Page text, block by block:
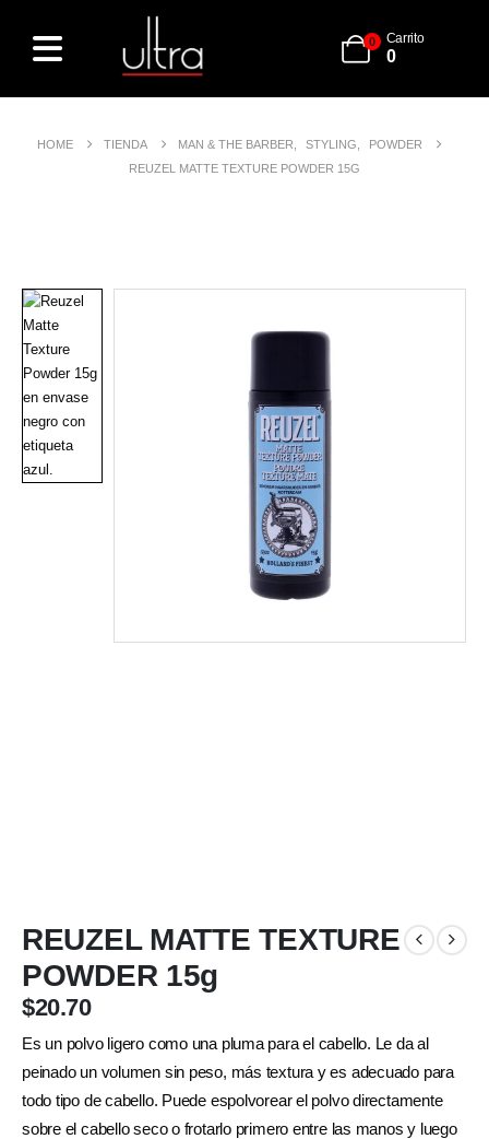
0 Carrito
0
HOME TIENDA MAN & THE BARBER STYLING
POWDER
REUZEL MATTE TEXTURE POWDER 15G
REUZEL MATTE TEXTURE
POWDER 15g
$20.70
Es un polvo ligero como una pluma para el cabello. Le da al
peinado un volumen sin peso, más textura y es adecuado para
todo tipo de cabello. Puede espolvorear el polvo directamente
sobre el cabello seco o frotarlo primero entre las manos y luego